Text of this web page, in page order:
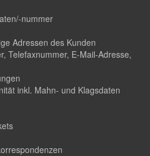
nummer
Adressen des Kunden
Telefaxnummer, E-Mail-Adresse,
inkl. Mahn- und Klagsdaten